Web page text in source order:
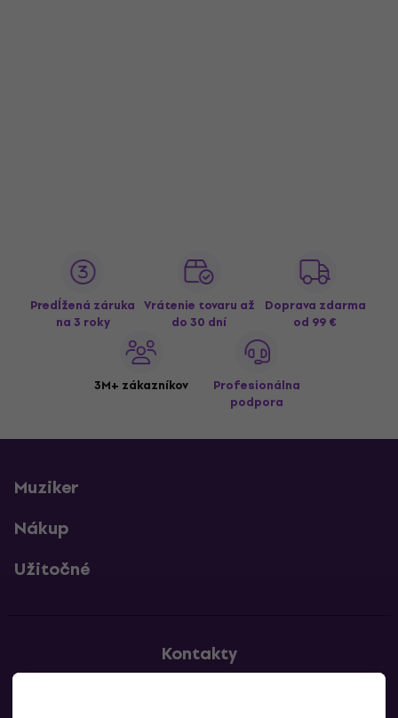
Predĺžená záruka
na 3 roky
Vrátenie tovaru až
do 30 dní
Doprava zdarma
od 99 €
3M+ zákazníkov
Profesionálna
podpora
Muziker
Nákup
Užitočné
Kontakty